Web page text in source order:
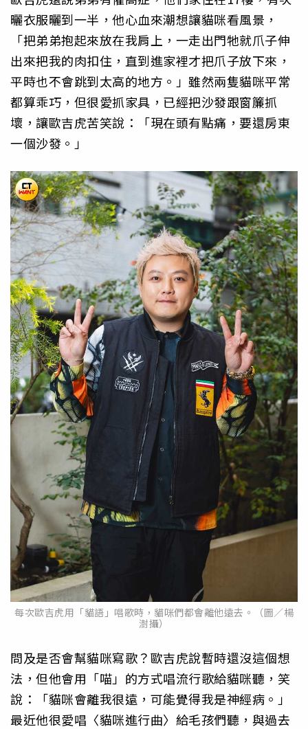
曬衣服曬到一半，他心血來潮想讓貓咪看風景，
「把弟弟抱起來放在我肩上，一走出門牠就爪子伸
出來把我的肉扣住，直到進家裡才把爪子放下來，
平時也不會跳到太高的地方。」雖然兩隻貓咪平常
都算乖巧，但很愛抓家具，已經把沙發跟窗簾抓
壞，讓歐吉虎苦笑說：「現在頭有點痛，要還房東
一個沙發。」
每次歐吉虎用「貓語」唱歌時，貓咪們都會離他遠去。（圖／楊
澍攝）
問及是否會幫貓咪寫歌？歐吉虎說暫時還沒這個想
法，但他會用「喵」的方式唱流行歌給貓咪聽，笑
說：「貓咪會離我很遠，可能覺得我是神經病。」
最近他很愛唱〈貓咪進行曲〉給毛孩們聽，與過去